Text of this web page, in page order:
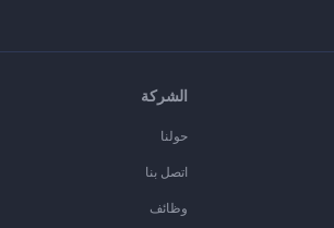
الشركة
حولنا
اتصل بنا
وظائف